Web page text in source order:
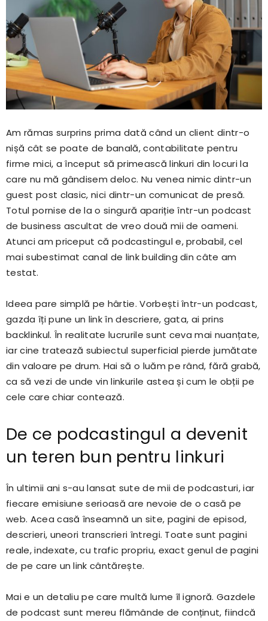
Am rămas surprins prima dată când un client dintr-o
nișă cât se poate de banală, contabilitate pentru
firme mici, a început să primească linkuri din locuri la
care nu mă gândisem deloc. Nu venea nimic dintr-un
guest post clasic, nici dintr-un comunicat de presă.
Totul pornise de la o singură apariție într-un podcast
de business ascultat de vreo două mii de oameni.
Atunci am priceput că podcastingul e, probabil, cel
mai subestimat canal de link building din câte am
testat.
Ideea pare simplă pe hârtie. Vorbești într-un podcast,
gazda îți pune un link în descriere, gata, ai prins
backlinkul. În realitate lucrurile sunt ceva mai nuanțate,
iar cine tratează subiectul superficial pierde jumătate
din valoare pe drum. Hai să o luăm pe rând, fără grabă,
ca să vezi de unde vin linkurile astea și cum le obții pe
cele care chiar contează.
De ce podcastingul a devenit
un teren bun pentru linkuri
În ultimii ani s-au lansat sute de mii de podcasturi, iar
fiecare emisiune serioasă are nevoie de o casă pe
web. Acea casă înseamnă un site, pagini de episod,
descrieri, uneori transcrieri întregi. Toate sunt pagini
reale, indexate, cu trafic propriu, exact genul de pagini
de pe care un link cântărește.
Mai e un detaliu pe care multă lume îl ignoră. Gazdele
de podcast sunt mereu flămânde de conținut, fiindcă